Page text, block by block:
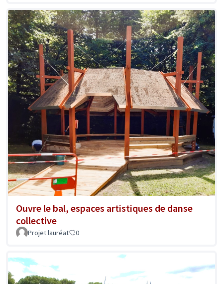
Ouvre le bal, espaces artistiques de danse
collective
Projet lauréat 0